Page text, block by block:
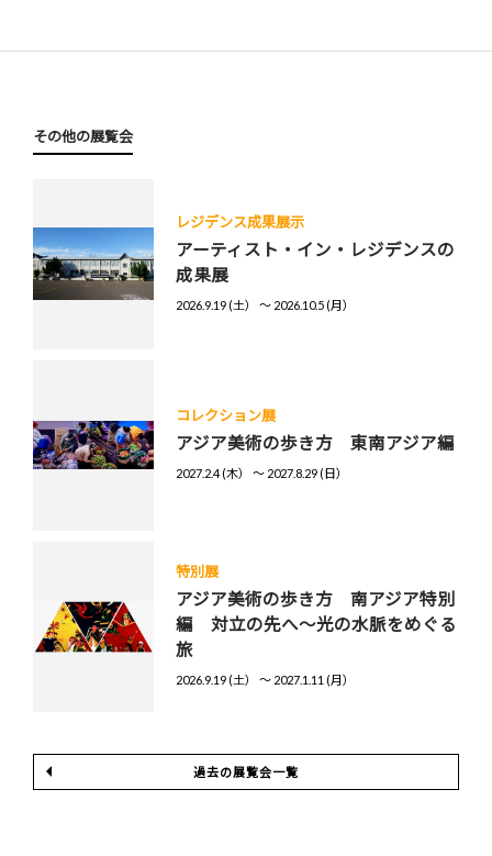
その他の展覧会
レジデンス成果展示
アーティスト・イン・レジデンスの
成果展
2026.9.19 (土） 〜 2026.10.5 (月）
コレクション展
アジア美術の歩き方 東南アジア編
2027.2.4 (木） 〜 2027.8.29 (日）
特別展
アジア美術の歩き方 南アジア特別
編 対立の先へ～光の水脈をめぐる
旅
2026.9.19 (土） 〜 2027.1.11 (月）
過去の展覧会一覧